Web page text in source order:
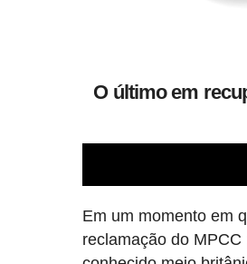
O último em
Em um momento em
reclamação do